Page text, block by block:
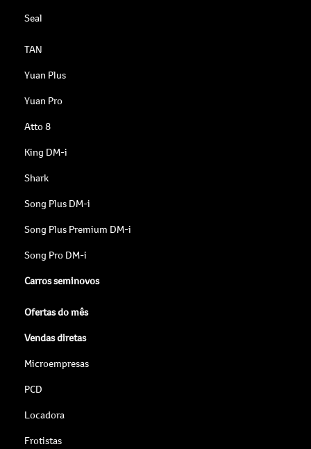
Seal
TAN
Yuan Plus
Yuan Pro
Atto 8
King DM-i
Shark
Song Plus DM-i
Song Plus Premium DM-i
Song Pro DM-i
Carros seminovos
Ofertas do mês
Vendas diretas
Microempresas
PCD
Locadora
Frotistas